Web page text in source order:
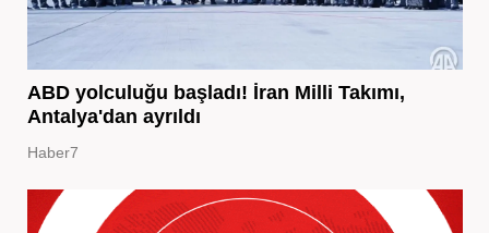
ABD yolculuğu başladı! İran Milli Takımı,
Antalya'dan ayrıldı
Haber7